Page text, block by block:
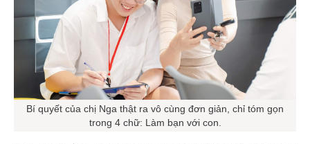
Bí quyết của chị Nga thật ra vô cùng đơn giản, chỉ tóm gọn
trong 4 chữ: Làm bạn với con.